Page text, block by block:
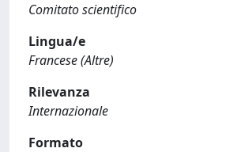
Comitato scientifico
Lingua/e
Francese (Altre)
Rilevanza
Internazionale
Formato